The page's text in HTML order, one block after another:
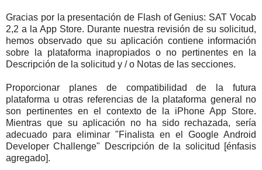
Gracias por la presentación de Flash of Genius: SAT Vocab
2,2 a la App Store. Durante nuestra revisión de su solicitud,
hemos observado que su aplicación contiene información
sobre la plataforma inapropiados o no pertinentes en la
Descripción de la solicitud y / o Notas de las secciones.
Proporcionar planes de compatibilidad de la futura
plataforma u otras referencias de la plataforma general no
son pertinentes en el contexto de la iPhone App Store.
Mientras que su aplicación no ha sido rechazada, sería
adecuado para eliminar "Finalista en el Google Android
Developer Challenge" Descripción de la solicitud [énfasis
agregado].